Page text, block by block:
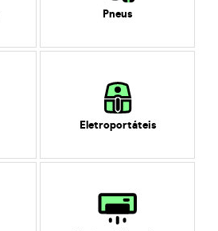
Pneus
Eletroportáteis